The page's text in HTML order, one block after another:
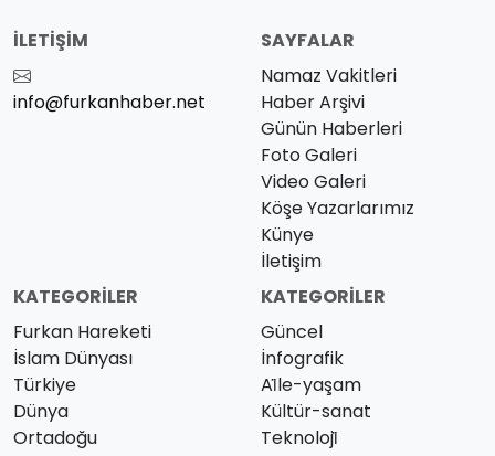
İLETIŞIM
info@furkanhaber.net
SAYFALAR
Namaz Vakitleri
Haber Arşivi
Günün Haberleri
Foto Galeri
Video Galeri
Köşe Yazarlarımız
Künye
İletişim
KATEGORILER
Furkan Hareketi
İslam Dünyası
Türkiye
Dünya
Ortadoğu
KATEGORILER
Güncel
İnfografik
Ai̇le-yaşam
Kültür-sanat
Teknoloji̇